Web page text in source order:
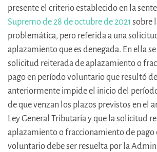
presente el criterio establecido en la
Supremo de 28 de octubre de 2021 sobre
problemática, pero referida a una
aplazamiento que es denegada. En ella
solicitud reiterada de aplazamiento o
pago en período voluntario que resultó
anteriormente impide el inicio del
de que venzan los plazos previstos en el
Ley General Tributaria y que la solicitud
aplazamiento o fraccionamiento de pago
voluntario debe ser resuelta por la